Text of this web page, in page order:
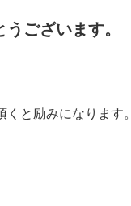
ございます。
くと励みになります。